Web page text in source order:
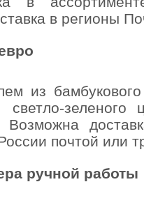
в регионы
из
светло-
почтой или
ручной работы